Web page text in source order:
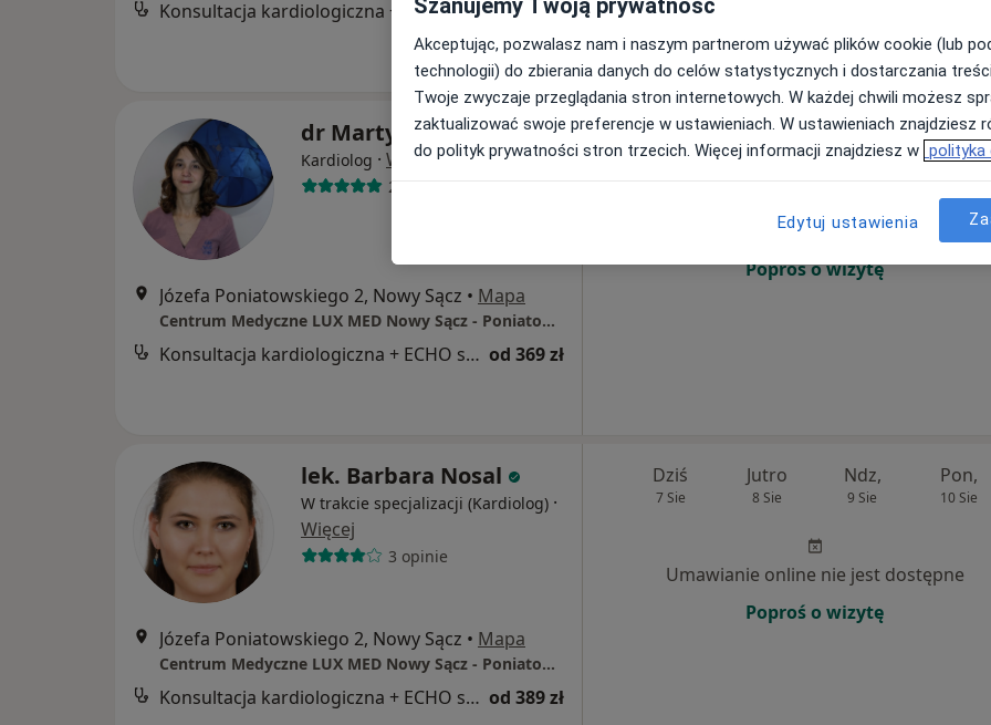
Konsultacja kardiologiczna + ECHO serca od 389 zł
dr Martyna Matoga
Kardiolog · Więcej
23 opinie
Józefa Poniatowskiego 2, Nowy Sącz • Mapa
Centrum Medyczne LUX MED Nowy Sącz - Poniatowskiego 2
Konsultacja kardiologiczna + ECHO serca od 369 zł
Dziś
7 Sie
Jutro
8 Sie
Ndz,
9 Sie
Pon,
10 Sie
Umawianie online nie jest dostępne
Poproś o wizytę
lek. Barbara Nosal
W trakcie specjalizacji (Kardiolog) ·
Więcej
3 opinie
Józefa Poniatowskiego 2, Nowy Sącz • Mapa
Centrum Medyczne LUX MED Nowy Sącz - Poniatowskiego 2
Konsultacja kardiologiczna + ECHO serca od 389 zł
Dziś
7 Sie
Jutro
8 Sie
Ndz,
9 Sie
Pon,
10 Sie
Umawianie online nie jest dostępne
Poproś o wizytę
Akceptując, pozwalasz nam i naszym partnerom używać plików cookie (lub
technologii) do zbierania danych do celów statystycznych i dostarczania
Twoje zwyczaje przeglądania stron internetowych. W każdej chwili możesz
zaktualizować swoje preferencje w ustawieniach. W ustawieniach znajdziesz
do polityk prywatności stron trzecich. Więcej informacji znajdziesz w polityka
Edytuj ustawienia